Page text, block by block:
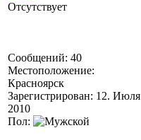
Отсутствует
Сообщений: 40
Местоположение:
Красноярск
Зарегистрирован: 12. Июля
2010
Пол: